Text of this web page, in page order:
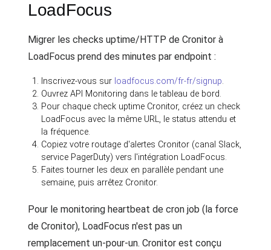
LoadFocus
Migrer les checks uptime/HTTP de Cronitor à
LoadFocus prend des minutes par endpoint :
Inscrivez-vous sur loadfocus.com/fr-fr/signup.
Ouvrez API Monitoring dans le tableau de bord.
Pour chaque check uptime Cronitor, créez un check
LoadFocus avec la même URL, le status attendu et
la fréquence.
Copiez votre routage d'alertes Cronitor (canal Slack,
service PagerDuty) vers l'intégration LoadFocus.
Faites tourner les deux en parallèle pendant une
semaine, puis arrêtez Cronitor.
Pour le monitoring heartbeat de cron job (la force
de Cronitor), LoadFocus n'est pas un
remplacement un-pour-un. Cronitor est conçu